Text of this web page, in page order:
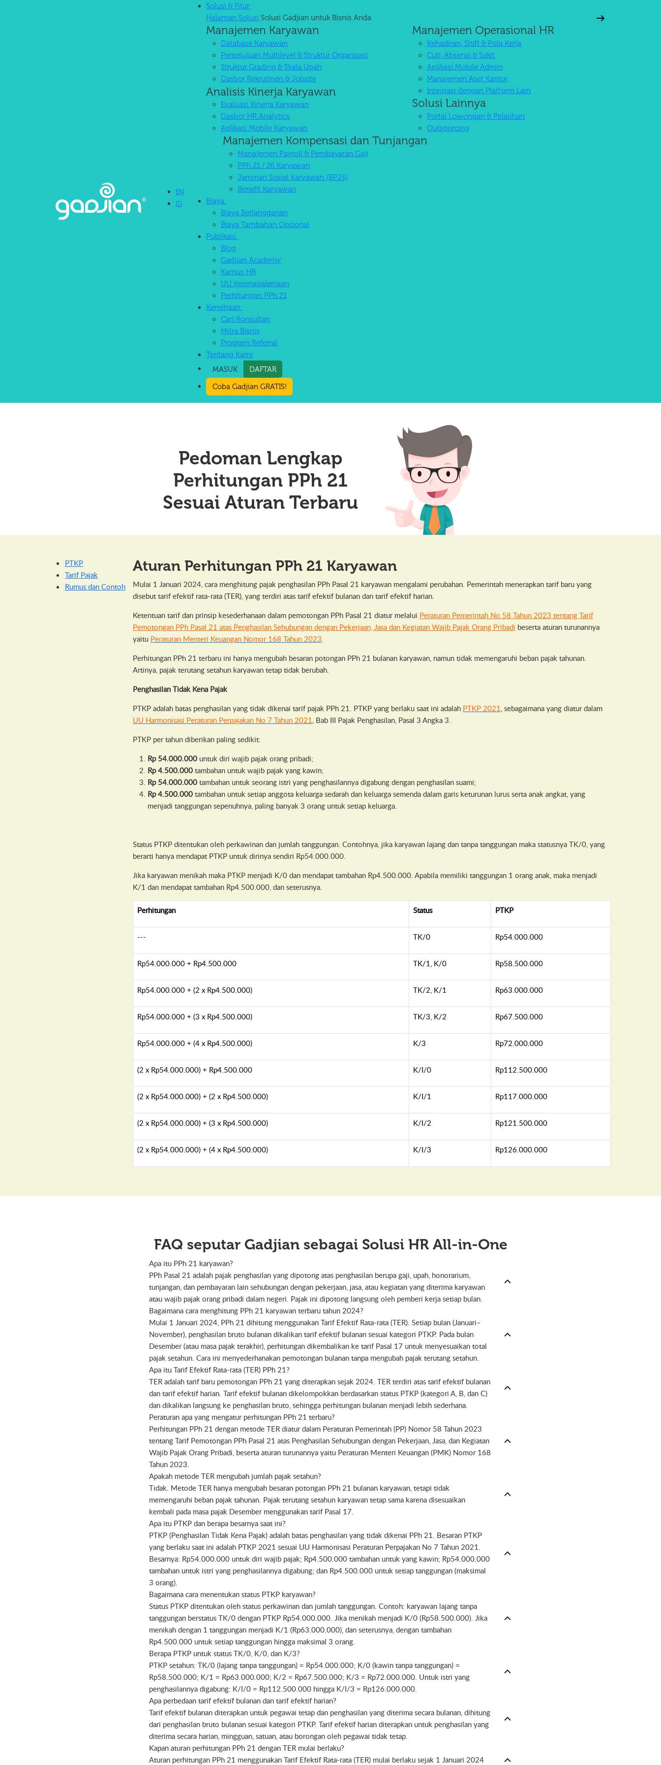
EN
ID
Solusi & Fitur
Halaman Solusi Solusi Gadjian untuk Bisnis Anda
Manajemen Karyawan
Database Karyawan
Persetujuan Multilevel & Struktur Organisasi
Struktur Grading & Skala Upah
Dasbor Rekrutmen & Jobsite
Analisis Kinerja Karyawan
Evaluasi Kinerja Karyawan
Dasbor HR Analytics
Aplikasi Mobile Karyawan
Manajemen Operasional HR
Kehadiran, Shift & Pola Kerja
Cuti, Absensi & Sakit
Aplikasi Mobile Admin
Manajemen Aset Kantor
Integrasi dengan Platform Lain
Solusi Lainnya
Portal Lowongan & Pelatihan
Outsourcing
Manajemen Kompensasi dan Tunjangan
Manajemen Payroll & Pembayaran Gaji
PPh 21 / 26 Karyawan
Jaminan Sosial Karyawan (BPJS)
Benefit Karyawan
Biaya
Biaya Berlangganan
Biaya Tambahan Opsional
Publikasi
Blog
Gadjian Academy
Kamus HR
UU Ketenagakerjaan
Perhitungan PPh 21
Kemitraan
Cari Konsultan
Mitra Bisnis
Program Referral
Tentang Kami
MASUK
DAFTAR
Coba Gadjian GRATIS!
Pedoman Lengkap
Perhitungan PPh 21
Sesuai Aturan Terbaru
PTKP
Tarif Pajak
Rumus dan Contoh
Aturan Perhitungan PPh 21 Karyawan
Mulai 1 Januari 2024, cara menghitung pajak penghasilan PPh Pasal 21 karyawan mengalami perubahan. Pemerintah menerapkan tarif baru yang
disebut tarif efektif rata-rata (TER), yang terdiri atas tarif efektif bulanan dan tarif efektif harian.
Ketentuan tarif dan prinsip kesederhanaan dalam pemotongan PPh Pasal 21 diatur melalui Peraturan Pemerintah No 58 Tahun 2023 tentang Tarif
Pemotongan PPh Pasal 21 atas Penghasilan Sehubungan dengan Pekerjaan, Jasa dan Kegiatan Wajib Pajak Orang Pribadi beserta aturan turunannya
yaitu Peraturan Menteri Keuangan Nomor 168 Tahun 2023.
Perhitungan PPh 21 terbaru ini hanya mengubah besaran potongan PPh 21 bulanan karyawan, namun tidak memengaruhi beban pajak tahunan.
Artinya, pajak terutang setahun karyawan tetap tidak berubah.
Penghasilan Tidak Kena Pajak
PTKP adalah batas penghasilan yang tidak dikenai tarif pajak PPh 21. PTKP yang berlaku saat ini adalah PTKP 2021, sebagaimana yang diatur dalam
UU Harmonisasi Peraturan Perpajakan No 7 Tahun 2021, Bab III Pajak Penghasilan, Pasal 3 Angka 3.
PTKP per tahun diberikan paling sedikit:
Rp 54.000.000 untuk diri wajib pajak orang pribadi;
Rp 4.500.000 tambahan untuk wajib pajak yang kawin;
Rp 54.000.000 tambahan untuk seorang istri yang penghasilannya digabung dengan penghasilan suami;
Rp 4.500.000 tambahan untuk setiap anggota keluarga sedarah dan keluarga semenda dalam garis keturunan lurus serta anak angkat, yang
menjadi tanggungan sepenuhnya, paling banyak 3 orang untuk setiap keluarga.
Status PTKP ditentukan oleh perkawinan dan jumlah tanggungan. Contohnya, jika karyawan lajang dan tanpa tanggungan maka statusnya TK/0, yang
berarti hanya mendapat PTKP untuk dirinya sendiri Rp54.000.000.
Jika karyawan menikah maka PTKP menjadi K/0 dan mendapat tambahan Rp4.500.000. Apabila memiliki tanggungan 1 orang anak, maka menjadi
K/1 dan mendapat tambahan Rp4.500.000, dan seterusnya.
Perhitungan Status PTKP
--- TK/0 Rp54.000.000
Rp54.000.000 + Rp4.500.000 TK/1, K/0 Rp58.500.000
Rp54.000.000 + (2 x Rp4.500.000) TK/2, K/1 Rp63.000.000
Rp54.000.000 + (3 x Rp4.500.000) TK/3, K/2 Rp67.500.000
Rp54.000.000 + (4 x Rp4.500.000) K/3 Rp72.000.000
(2 x Rp54.000.000) + Rp4.500.000 K/I/0 Rp112.500.000
(2 x Rp54.000.000) + (2 x Rp4.500.000) K/I/1 Rp117.000.000
(2 x Rp54.000.000) + (3 x Rp4.500.000) K/I/2 Rp121.500.000
(2 x Rp54.000.000) + (4 x Rp4.500.000) K/I/3 Rp126.000.000
FAQ seputar Gadjian sebagai Solusi HR All-in-One
Apa itu PPh 21 karyawan?
PPh Pasal 21 adalah pajak penghasilan yang dipotong atas penghasilan berupa gaji, upah, honorarium,
tunjangan, dan pembayaran lain sehubungan dengan pekerjaan, jasa, atau kegiatan yang diterima karyawan
atau wajib pajak orang pribadi dalam negeri. Pajak ini dipotong langsung oleh pemberi kerja setiap bulan.
Bagaimana cara menghitung PPh 21 karyawan terbaru tahun 2024?
Mulai 1 Januari 2024, PPh 21 dihitung menggunakan Tarif Efektif Rata-rata (TER). Setiap bulan (Januari–
November), penghasilan bruto bulanan dikalikan tarif efektif bulanan sesuai kategori PTKP. Pada bulan
Desember (atau masa pajak terakhir), perhitungan dikembalikan ke tarif Pasal 17 untuk menyesuaikan total
pajak setahun. Cara ini menyederhanakan pemotongan bulanan tanpa mengubah pajak terutang setahun.
Apa itu Tarif Efektif Rata-rata (TER) PPh 21?
TER adalah tarif baru pemotongan PPh 21 yang diterapkan sejak 2024. TER terdiri atas tarif efektif bulanan
dan tarif efektif harian. Tarif efektif bulanan dikelompokkan berdasarkan status PTKP (kategori A, B, dan C)
dan dikalikan langsung ke penghasilan bruto, sehingga perhitungan bulanan menjadi lebih sederhana.
Peraturan apa yang mengatur perhitungan PPh 21 terbaru?
Perhitungan PPh 21 dengan metode TER diatur dalam Peraturan Pemerintah (PP) Nomor 58 Tahun 2023
tentang Tarif Pemotongan PPh Pasal 21 atas Penghasilan Sehubungan dengan Pekerjaan, Jasa, dan Kegiatan
Wajib Pajak Orang Pribadi, beserta aturan turunannya yaitu Peraturan Menteri Keuangan (PMK) Nomor 168
Tahun 2023.
Apakah metode TER mengubah jumlah pajak setahun?
Tidak. Metode TER hanya mengubah besaran potongan PPh 21 bulanan karyawan, tetapi tidak
memengaruhi beban pajak tahunan. Pajak terutang setahun karyawan tetap sama karena disesuaikan
kembali pada masa pajak Desember menggunakan tarif Pasal 17.
Apa itu PTKP dan berapa besarnya saat ini?
PTKP (Penghasilan Tidak Kena Pajak) adalah batas penghasilan yang tidak dikenai PPh 21. Besaran PTKP
yang berlaku saat ini adalah PTKP 2021 sesuai UU Harmonisasi Peraturan Perpajakan No 7 Tahun 2021.
Besarnya: Rp54.000.000 untuk diri wajib pajak; Rp4.500.000 tambahan untuk yang kawin; Rp54.000.000
tambahan untuk istri yang penghasilannya digabung; dan Rp4.500.000 untuk setiap tanggungan (maksimal
3 orang).
Bagaimana cara menentukan status PTKP karyawan?
Status PTKP ditentukan oleh status perkawinan dan jumlah tanggungan. Contoh: karyawan lajang tanpa
tanggungan berstatus TK/0 dengan PTKP Rp54.000.000. Jika menikah menjadi K/0 (Rp58.500.000). Jika
menikah dengan 1 tanggungan menjadi K/1 (Rp63.000.000), dan seterusnya, dengan tambahan
Rp4.500.000 untuk setiap tanggungan hingga maksimal 3 orang.
Berapa PTKP untuk status TK/0, K/0, dan K/3?
PTKP setahun: TK/0 (lajang tanpa tanggungan) = Rp54.000.000; K/0 (kawin tanpa tanggungan) =
Rp58.500.000; K/1 = Rp63.000.000; K/2 = Rp67.500.000; K/3 = Rp72.000.000. Untuk istri yang
penghasilannya digabung: K/I/0 = Rp112.500.000 hingga K/I/3 = Rp126.000.000.
Apa perbedaan tarif efektif bulanan dan tarif efektif harian?
Tarif efektif bulanan diterapkan untuk pegawai tetap dan penghasilan yang diterima secara bulanan, dihitung
dari penghasilan bruto bulanan sesuai kategori PTKP. Tarif efektif harian diterapkan untuk penghasilan yang
diterima secara harian, mingguan, satuan, atau borongan oleh pegawai tidak tetap.
Kapan aturan perhitungan PPh 21 dengan TER mulai berlaku?
Aturan perhitungan PPh 21 menggunakan Tarif Efektif Rata-rata (TER) mulai berlaku sejak 1 Januari 2024